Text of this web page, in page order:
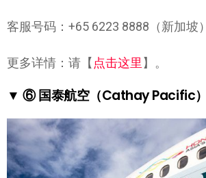
客服号码：+65 6223 8888（新加坡）
更多详情：请【点击这里】。
▼ ⑥ 国泰航空（Cathay Pacific）